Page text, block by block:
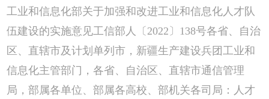
工业和信息化部关于加强和改进工业和信息化人才队
伍建设的实施意见工信部人〔2022〕138号各省、自治
区、直辖市及计划单列市，新疆生产建设兵团工业和
信息化主管部门，各省、自治区、直辖市通信管理
局，部属各单位、部属各高校、部机关各司局：人才